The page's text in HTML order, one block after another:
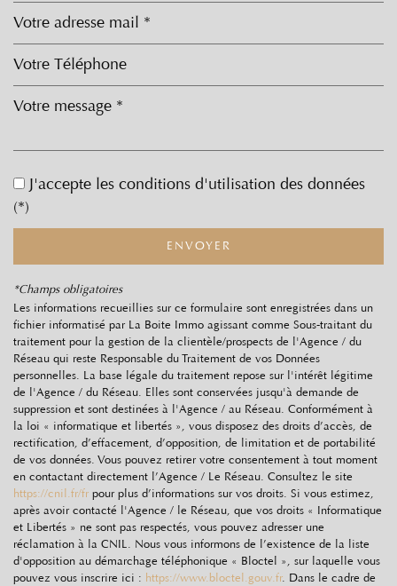
École primaire
statistiques
Nombre d'habitants
5 978
Propriétaires (vs. locataires)
78,35 %
Taxe habitation
10,65 %
Taxe foncière
11,61 %
Habitants de moins de 25 ans
36,54 %
Habitants de 25 à 55 ans
38,10 %
Habitants de plus de 55 ans
25,36 %
Nombre d'enfants par famille
1,23
Familles sans enfant
39,32 %
J'accepte les conditions d'utilisation des données
(*)
ENVOYER
*Champs obligatoires
Les informations recueillies sur ce formulaire sont enregistrées dans un
fichier informatisé par La Boite Immo agissant comme Sous-traitant du
traitement pour la gestion de la clientèle/prospects de l'Agence / du
Réseau qui reste Responsable du Traitement de vos Données
personnelles. La base légale du traitement repose sur l'intérêt légitime
de l'Agence / du Réseau. Elles sont conservées jusqu'à demande de
suppression et sont destinées à l'Agence / au Réseau. Conformément à
la loi « informatique et libertés », vous disposez des droits d’accès, de
rectification, d’effacement, d’opposition, de limitation et de portabilité
de vos données. Vous pouvez retirer votre consentement à tout moment
en contactant directement l’Agence / Le Réseau. Consultez le site
https://cnil.fr/fr pour plus d’informations sur vos droits. Si vous estimez,
après avoir contacté l'Agence / le Réseau, que vos droits « Informatique
et Libertés » ne sont pas respectés, vous pouvez adresser une
réclamation à la CNIL. Nous vous informons de l’existence de la liste
d'opposition au démarchage téléphonique « Bloctel », sur laquelle vous
pouvez vous inscrire ici : https://www.bloctel.gouv.fr. Dans le cadre de